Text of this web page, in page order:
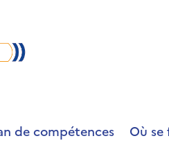
de compétences Où se